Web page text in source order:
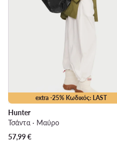
extra -25% Κωδικός: LAST
Hunter
Τσάντα · Μαύρο
57,99€